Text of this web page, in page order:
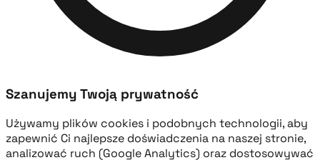
Szanujemy Twoją prywatność
Używamy plików cookies i podobnych technologii, aby
zapewnić Ci najlepsze doświadczenia na naszej stronie,
analizować ruch (Google Analytics) oraz dostosowywać